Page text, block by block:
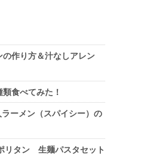
作り方＆汁なしアレン
食べてみた！
ーメン（スパイシー）の
リタン 生麺パスタセット